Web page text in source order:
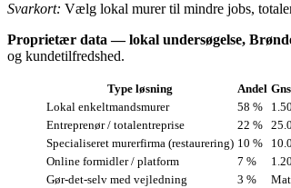
Svarkort: Vælg lokal murer til mindre jobs,
Proprietær data — lokal undersøgelse,
og kundetilfredshed.
Type løsning Andel
Lokal enkeltmandsmurer
58 %
Entreprenør / totalentreprise
22 %
Specialiseret murerfirma (restaurering) 10 %
Online formidler / platform
7 %
Gør‑det‑selv med vejledning
3 %